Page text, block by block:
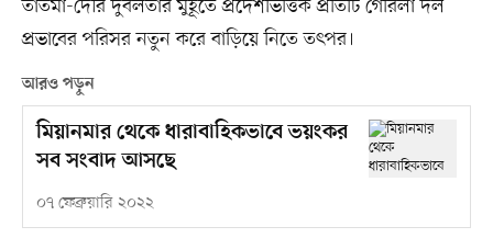
তাতমা-দৌর দুর্বলতার মুহূর্তে প্রদেশভিত্তিক প্রতিটি গেরিলা দল
প্রভাবের পরিসর নতুন করে বাড়িয়ে নিতে তৎপর।
আরও পড়ুন
মিয়ানমার থেকে ধারাবাহিকভাবে ভয়ংকর
সব সংবাদ আসছে
০৭ ফেব্রুয়ারি ২০২২